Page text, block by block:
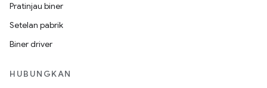
Pratinjau biner
Setelan pabrik
Biner driver
HUBUNGKAN